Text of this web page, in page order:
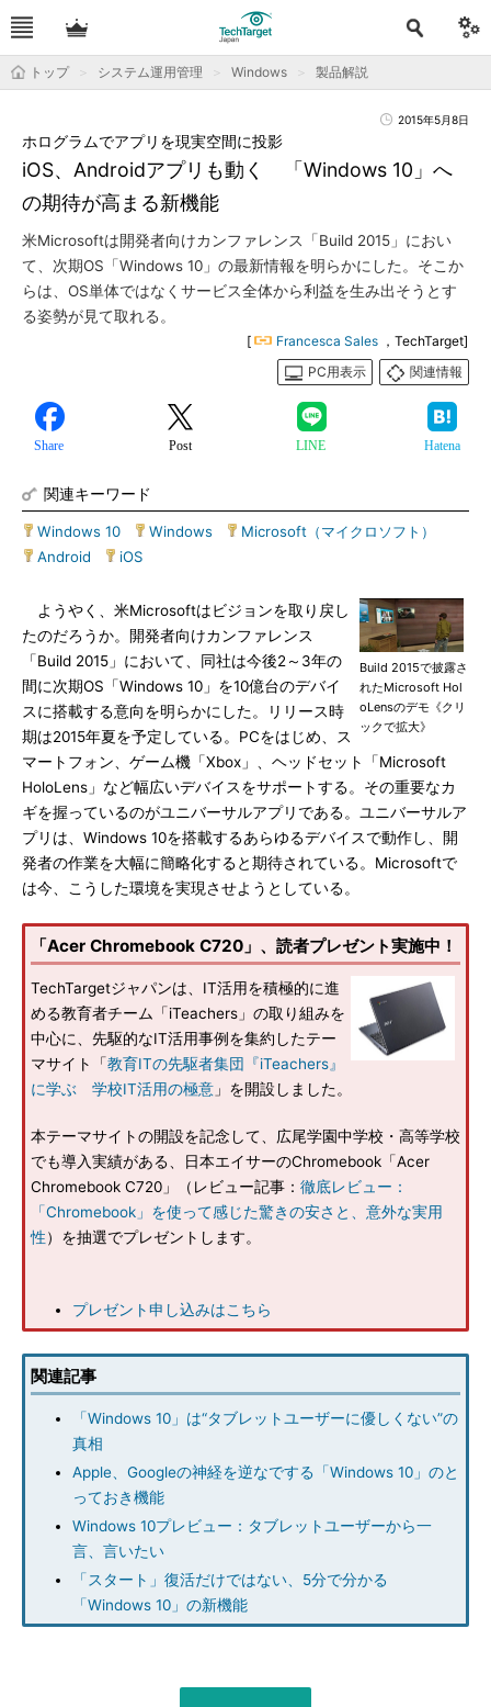
トップ システム運用管理 Windows 製品解説
2015年5月8日
iOS、Androidアプリも動く 「Windows 10」へ
の期待が高まる新機能
ホログラムでアプリを現実空間に投影
米Microsoftは開発者向けカンファレンス「Build 2015」におい
て、次期OS「Windows 10」の最新情報を明らかにした。そこか
らは、OS単体ではなくサービス全体から利益を生み出そうとす
る姿勢が見て取れる。
[ Francesca Sales ，TechTarget]
PC用表示
関連情報
Share Post LINE Hatena
関連キーワード
Windows 10 Windows Microsoft（マイクロソフト）
Android
iOS
Build 2015で披露さ
れたMicrosoft Hol
oLensのデモ《クリ
ックで拡大》
ようやく、米Microsoftはビジョンを取り戻し
たのだろうか。開発者向けカンファレンス
「Build 2015」において、同社は今後2～3年の
間に次期OS「Windows 10」を10億台のデバイ
スに搭載する意向を明らかにした。リリース時
期は2015年夏を予定している。PCをはじめ、ス
マートフォン、ゲーム機「Xbox」、ヘッドセット「Microsoft
HoloLens」など幅広いデバイスをサポートする。その重要なカ
ギを握っているのがユニバーサルアプリである。ユニバーサルア
プリは、Windows 10を搭載するあらゆるデバイスで動作し、開
発者の作業を大幅に簡略化すると期待されている。Microsoftで
は今、こうした環境を実現させようとしている。
「Acer Chromebook C720」、読者プレゼント実施中！
TechTargetジャパンは、IT活用を積極的に進
める教育者チーム「iTeachers」の取り組みを
中心に、先駆的なIT活用事例を集約したテー
マサイト「教育ITの先駆者集団『iTeachers』
に学ぶ 学校IT活用の極意 」を開設しました。
本テーマサイトの開設を記念して、広尾学園中学校・高等学校
でも導入実績がある、日本エイサーのChromebook「Acer
Chromebook C720」（レビュー記事： 徹底レビュー：
「Chromebook」を使って感じた驚きの安さと、意外な実用
性）を抽選でプレゼントします。
プレゼント申し込みはこちら
関連記事
「Windows 10」は“タブレットユーザーに優しくない”の
真相
Apple、Googleの神経を逆なでする「Windows 10」のと
っておき機能
Windows 10プレビュー：タブレットユーザーから一
言、言いたい
「スタート」復活だけではない、5分で分かる
「Windows 10」の新機能